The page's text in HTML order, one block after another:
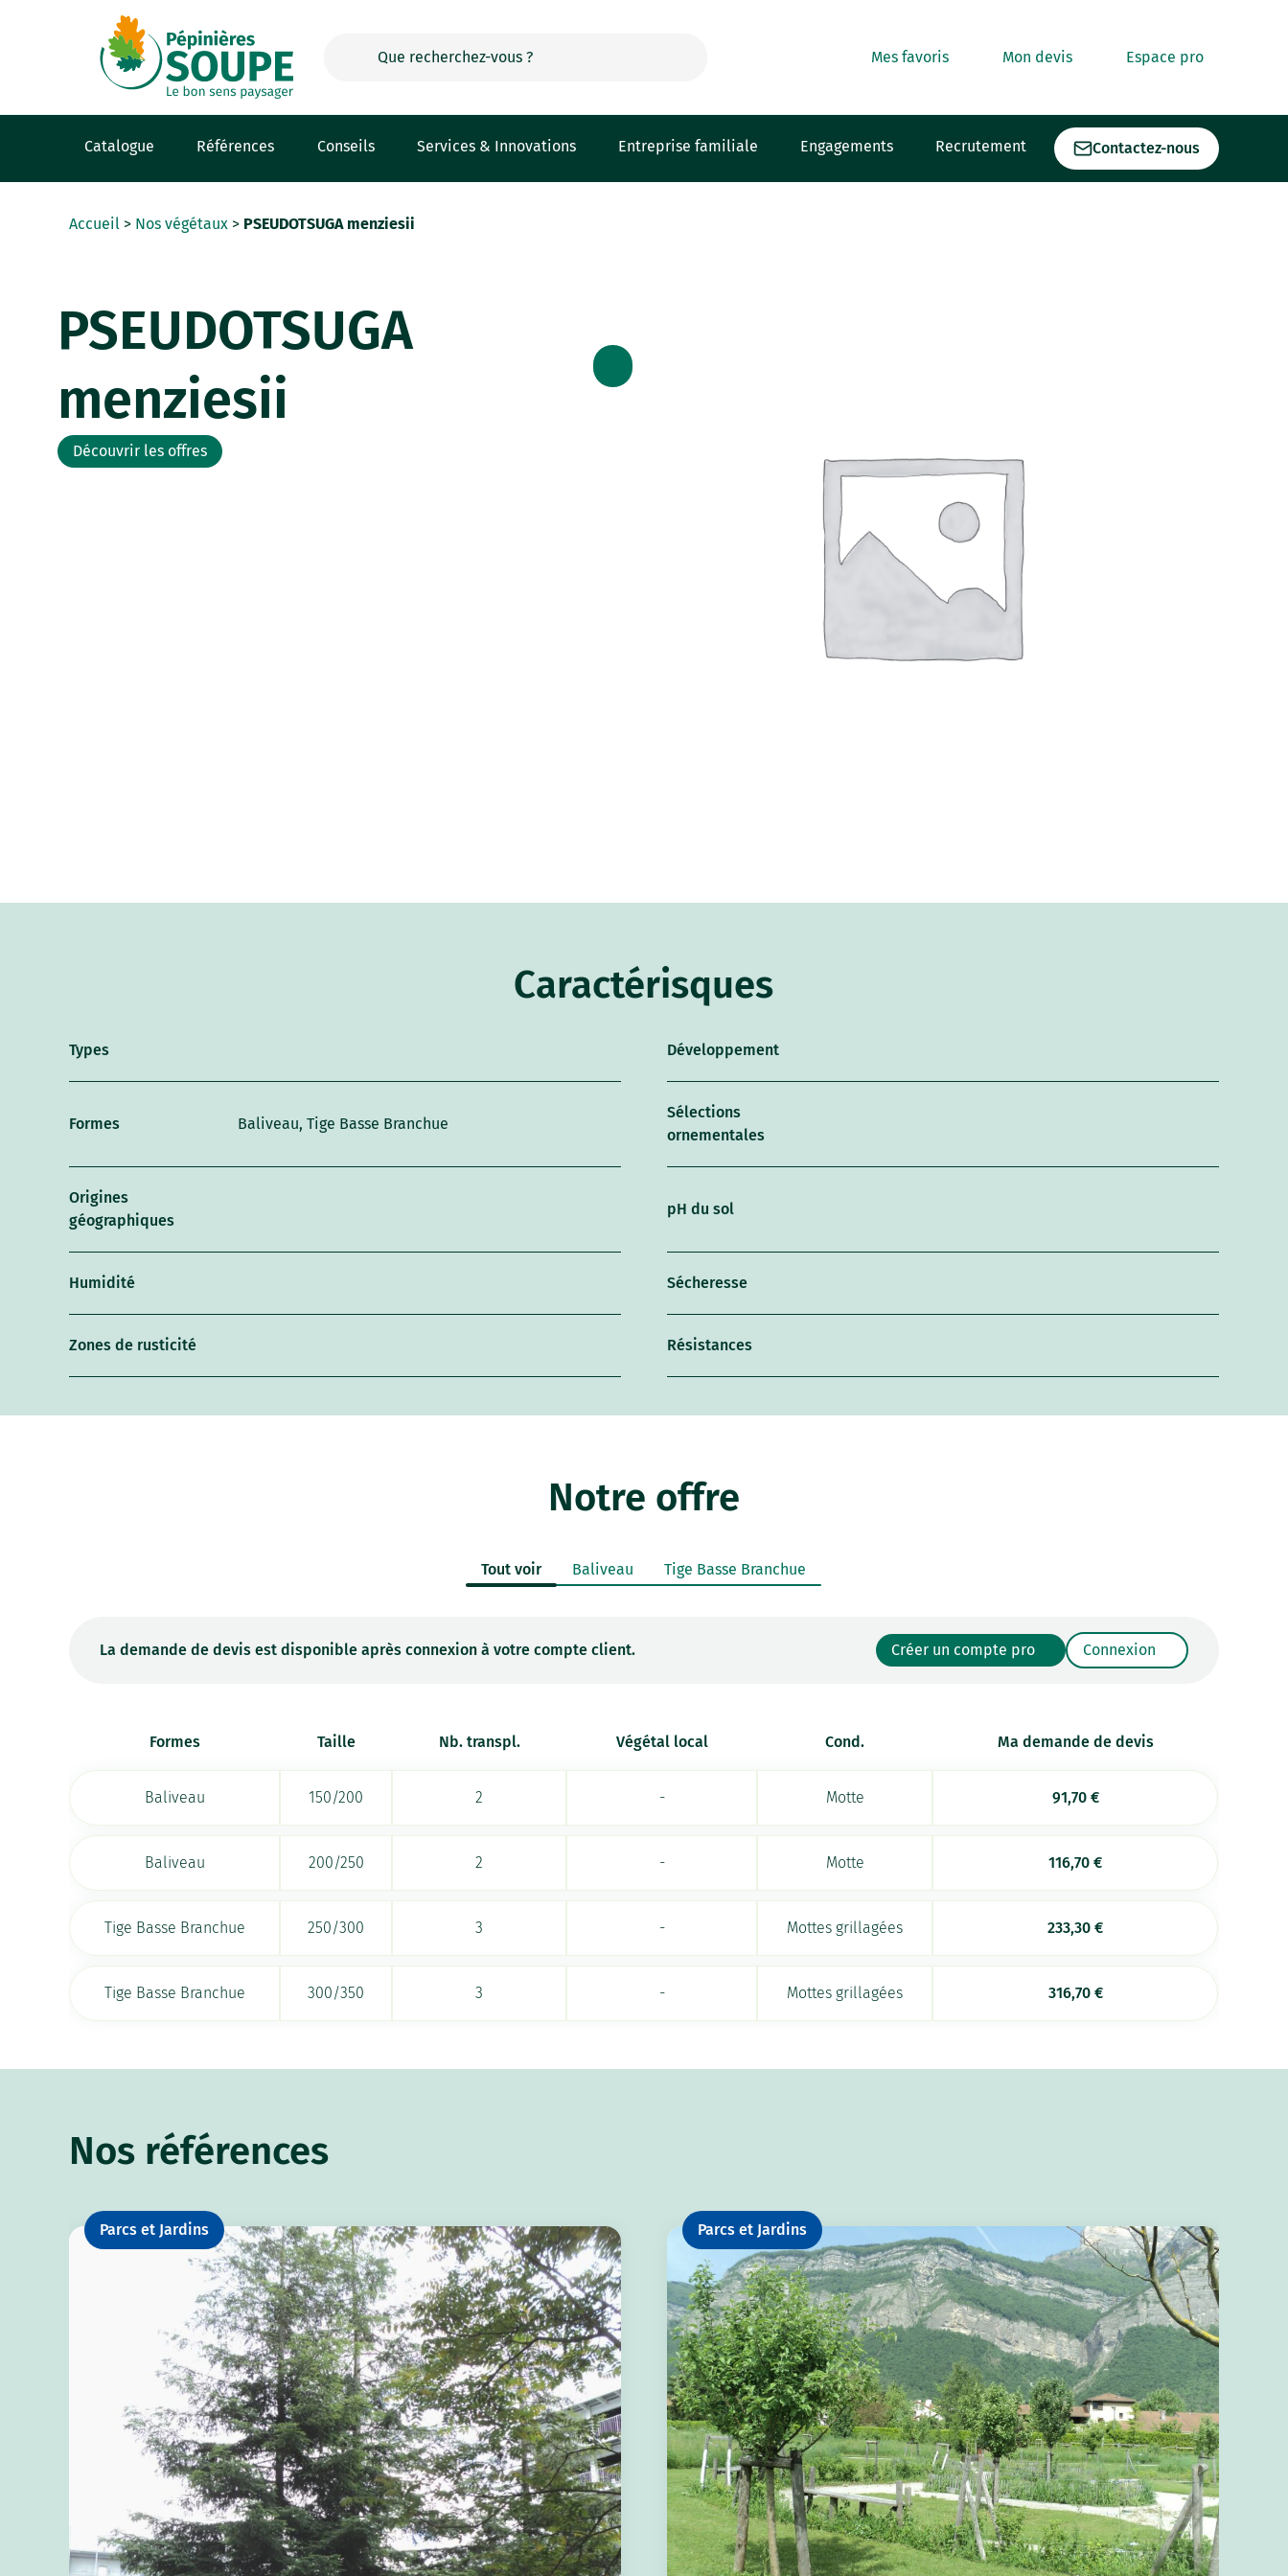
Mes favoris Mon devis Espace pro
Catalogue Références Conseils Services & Innovations Entreprise familiale Engagements Recrutement Contactez-nous
Accueil > Nos végétaux > PSEUDOTSUGA menziesii
PSEUDOTSUGA
menziesii
Découvrir les offres
Caractérisques
Types Développement
Formes Baliveau, Tige Basse Branchue
Sélections
ornementales
Origines
géographiques
pH du sol
Humidité Sécheresse
Zones de rusticité Résistances
Notre offre
Tout voir Baliveau Tige Basse Branchue
La demande de devis est disponible après connexion à votre compte client. Créer un compte pro Connexion
Formes Taille Nb. transpl. Végétal local Cond. Ma demande de devis
Baliveau 150/200 2 - Motte 91,70 €
Baliveau 200/250 2 - Motte 116,70€
Tige Basse Branchue 250/300 3 - Mottes grillagées 233,30€
Tige Basse Branchue 300/350 3 - Mottes grillagées 316,70 €
Nos références
Parcs et Jardins Parcs et Jardins